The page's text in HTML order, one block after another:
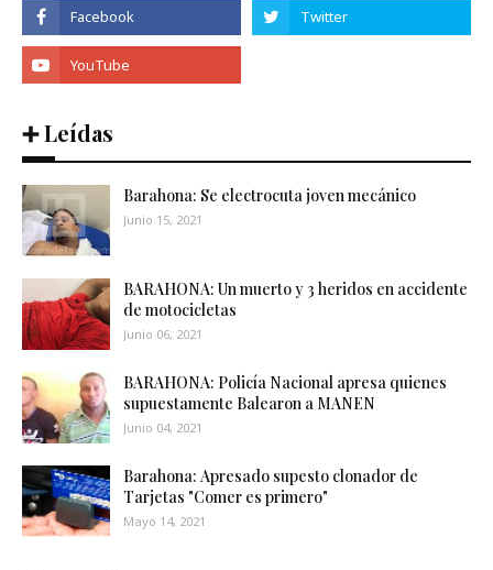
➕ Leídas
Barahona: Se electrocuta joven mecánico
Junio 15, 2021
BARAHONA: Un muerto y 3 heridos en accidente
de motocicletas
Junio 06, 2021
BARAHONA: Policía Nacional apresa quienes
supuestamente Balearon a MANEN
Junio 04, 2021
Barahona: Apresado supesto clonador de
Tarjetas "Comer es primero"
Mayo 14, 2021